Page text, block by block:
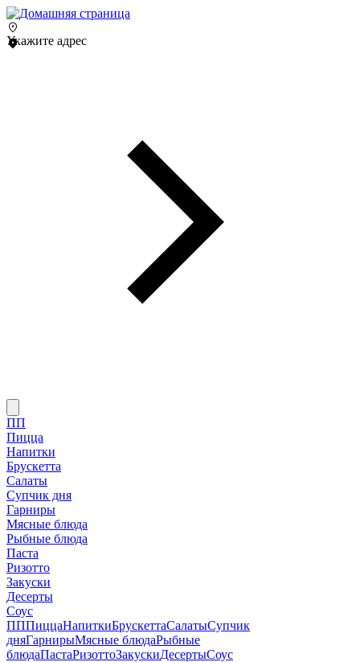
Укажите адрес
ПП
Пицца
Напитки
Брускетта
Салаты
Супчик дня
Гарниры
Мясные блюда
Рыбные блюда
Паста
Ризотто
Закуски
Десерты
Соус
ПППиццаНапиткиБрускеттаСалатыСупчик
дняГарнирыМясные блюдаРыбные
блюдаПастаРизоттоЗакускиДесертыСоус